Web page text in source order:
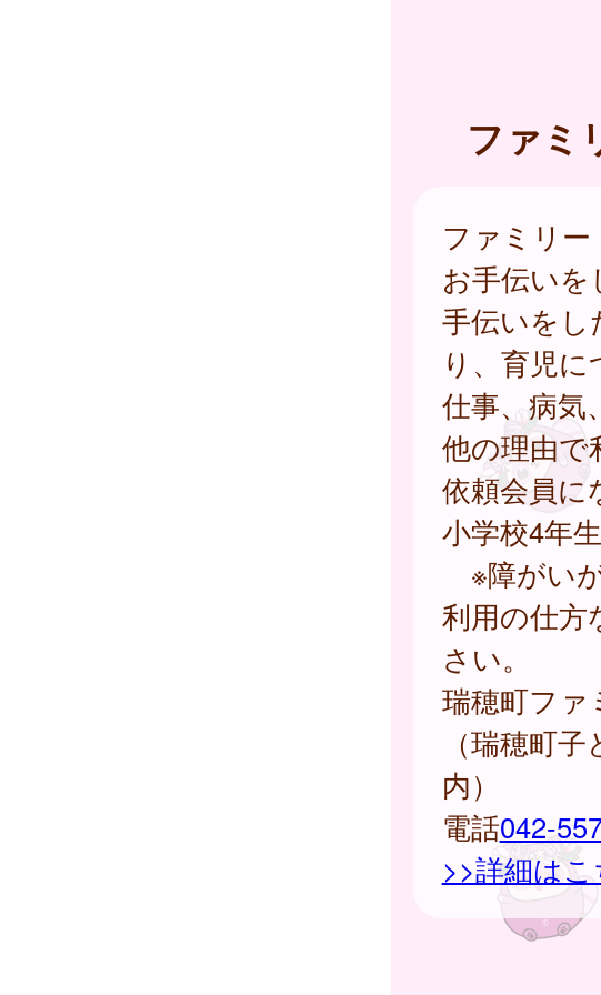
ファミ
ファミリ
お手伝いを
手伝いをし
り、育児に
仕事、病気
他の理由で
依頼会員
小学校4年
※障がい
利用の仕方
さい。
瑞穂町ファ
（瑞穂町
内）
電話042-
>>詳細はこ